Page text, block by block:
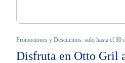
Promociones y Descuentos: solo hasta el 30
Disfruta en Otto Gril